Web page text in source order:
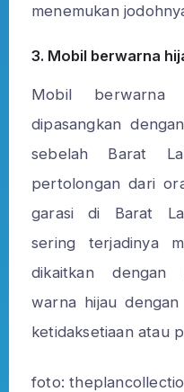
menemukan
3. Mobil berwarna
Mobil berwarna
dipasangkan
sebelah Barat
pertolongan dari
garasi di Barat
sering terjadinya
dikaitkan dengan
warna hijau
ketidaksetiaan atau
foto: